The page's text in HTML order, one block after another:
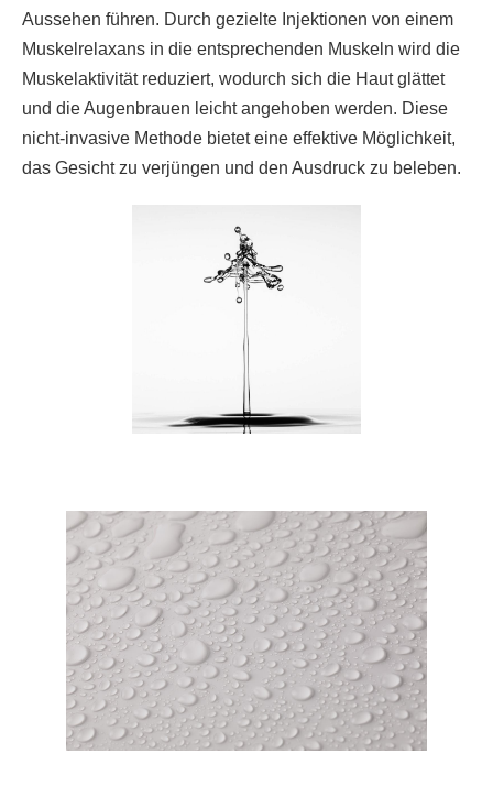
Aussehen führen. Durch gezielte Injektionen von einem
Muskelrelaxans in die entsprechenden Muskeln wird die
Muskelaktivität reduziert, wodurch sich die Haut glättet
und die Augenbrauen leicht angehoben werden. Diese
nicht-invasive Methode bietet eine effektive Möglichkeit,
das Gesicht zu verjüngen und den Ausdruck zu beleben.